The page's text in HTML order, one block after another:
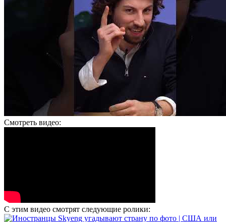
Смотреть видео:
С этим видео смотрят следующие ролики: